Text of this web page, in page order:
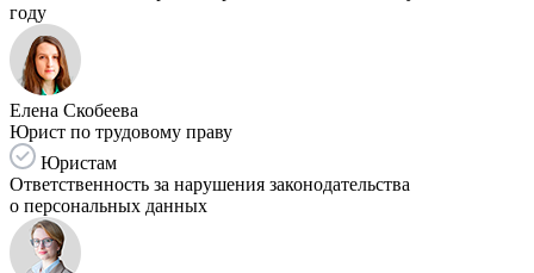
году
Елена Скобеева
Юрист по трудовому праву
Юристам
Ответственность за нарушения законодательства
о персональных данных